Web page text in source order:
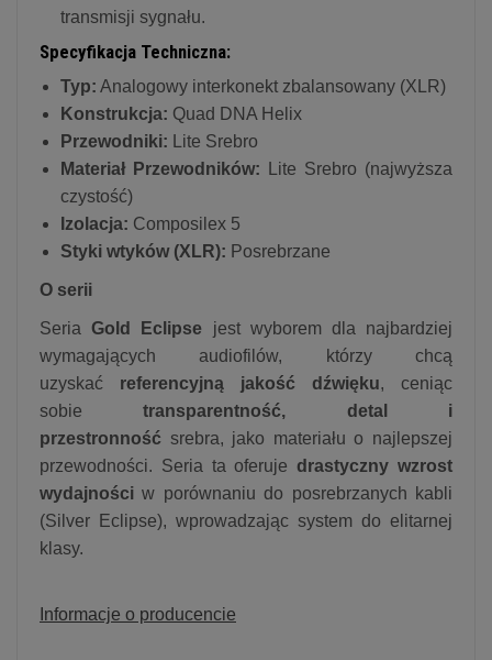
transmisji sygnału.
Specyfikacja Techniczna:
Typ: Analogowy interkonekt zbalansowany (XLR)
Konstrukcja: Quad DNA Helix
Przewodniki: Lite Srebro
Materiał Przewodników: Lite Srebro (najwyższa
czystość)
Izolacja: Composilex 5
Styki wtyków (XLR): Posrebrzane
O serii
SeriaGold Eclipse jest wyborem dla najbardziej
wymagających audiofilów, którzy chcą
uzyskać referencyjną jakość dźwięku, ceniąc
sobietransparentność, detal i
przestronność srebra, jako materiału o najlepszej
przewodności. Seria ta oferujedrastyczny wzrost
wydajności w porównaniu do posrebrzanych kabli
(Silver Eclipse), wprowadzając system do elitarnej
klasy.
Informacje o producencie